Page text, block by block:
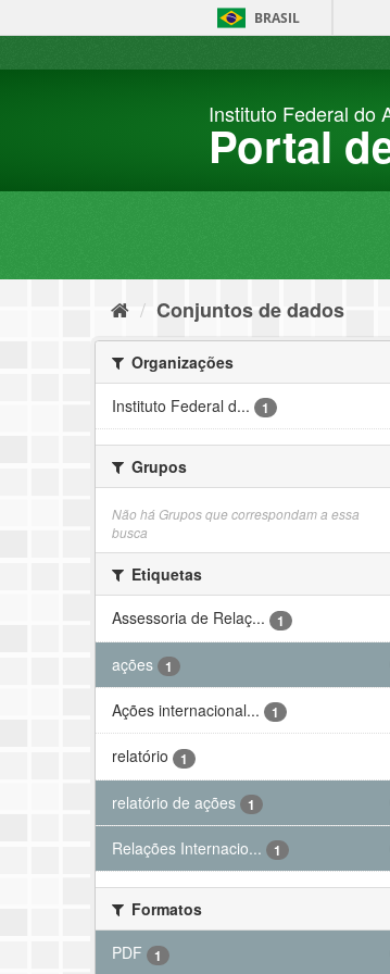
BRASIL
Instituto Federal do
Portal
Conjuntos de dados
Organizações
Instituto Federal d...
1
Grupos
Não há Grupos que correspondam a essa
busca
Etiquetas
Assessoria de Relaç...
1
ações 1
Ações internacional... 1
relatório 1
relatório de ações 1
Relações Internacio... 1
Formatos
PDF
1